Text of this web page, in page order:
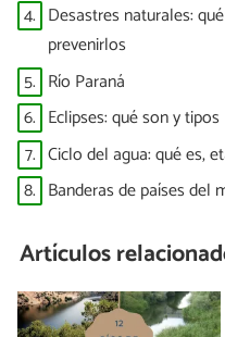
4. Desastres naturales:
prevenirlos
5. Río Paraná
6. Eclipses: qué son y tipos
7. Ciclo del agua: qué es,
8. Banderas de países del
Artículos